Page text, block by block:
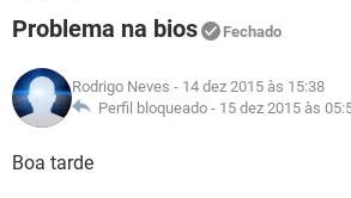
INSTAGRAM
GUIA DE COMPRAS
INSTAGRAM GMAIL
GUIA DE COMPRAS
JOGOS
CELULAR
OUTLOOK EXCEL
INSTAGRAM
JOGOS
CELULAR
OUTLOOK
GLOSSÁRIO
Problema na bios Fechado
Rodrigo Neves - 14 dez 2015 às 15:38
Perfil bloqueado - 15 dez 2015 às
Boa tarde